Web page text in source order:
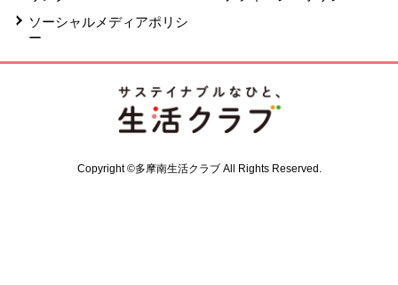
ソーシャルメディアポリシ
ー
Copyright ©多摩南生活クラブ All Rights Reserved.